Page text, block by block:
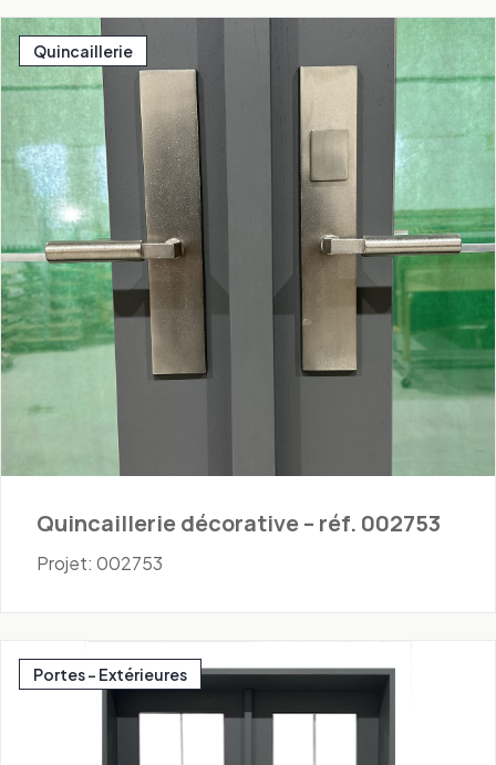
Quincaillerie
Quincaillerie décorative – réf. 002753
Projet: 002753
Portes - Extérieures